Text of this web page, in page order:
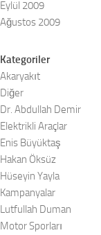
Eylül 2009
Ağustos 2009
Kategoriler
Akaryakıt
Diğer
Dr. Abdullah Demir
Elektrikli Araçlar
Enis Büyüktaş
Hakan Öksüz
Hüseyin Yayla
Kampanyalar
Lutfullah Duman
Motor Sporları